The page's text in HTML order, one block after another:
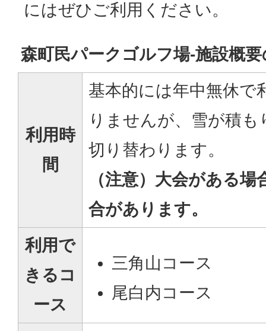
にはぜひご利用ください。
森町民パークゴルフ場-施設概
利用時
間
基本的には年中無休で
りませんが、雪が積
切り替わります。
（注意）大会がある
合があります。
利用で
きるコ
ース
三角山コース
尾白内コース